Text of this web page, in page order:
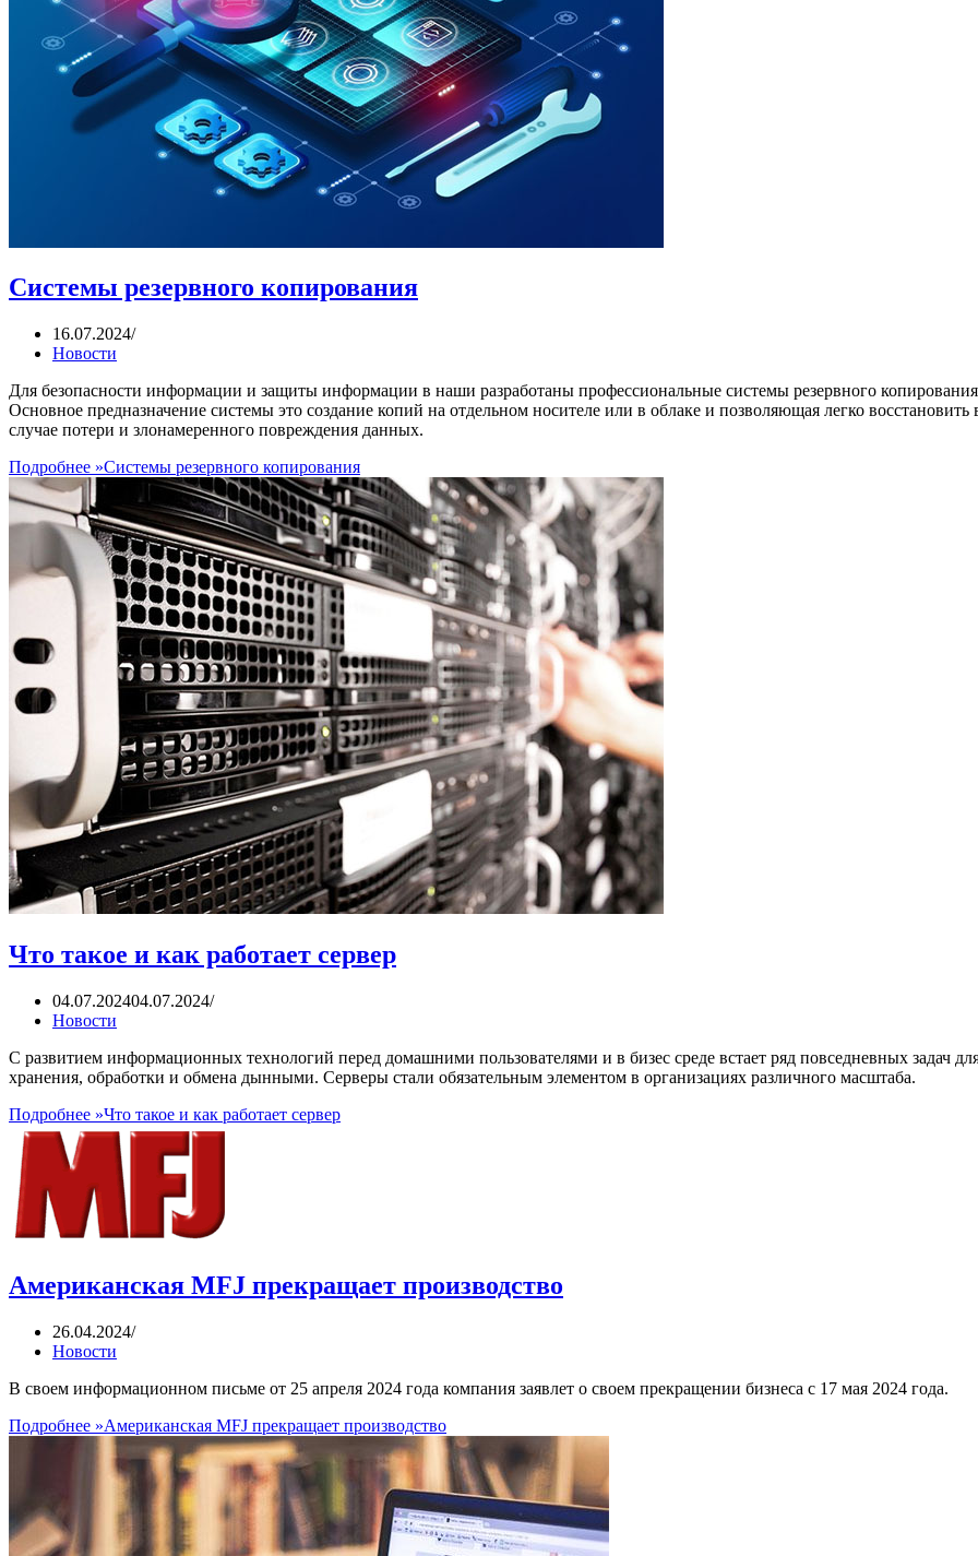
Системы резервного копирования
16.07.2024
Новости
Для безопасности информации и защиты информации в наши разработаны профессиональные системы резервного
Основное предназначение системы это создание копий на отдельном носителе или в облаке и позволяющая легко восстановить
случае потери и злонамеренного повреждения данных.
Подробнее »Системы резервного копирования
Что такое и как работает сервер
04.07.202404.07.2024
Новости
С развитием информационных технологий перед домашними пользователями и в бизес среде встает ряд повседневных задач
хранения, обработки и обмена дынными. Серверы стали обязательным элементом в организациях различного масштаба.
Подробнее »Что такое и как работает сервер
Американская MFJ прекращает производство
26.04.2024
Новости
В своем информационном письме от 25 апреля 2024 года компания заявлет о своем прекращении бизнеса с 17 мая 2024 года.
Подробнее »Американская MFJ прекращает производство